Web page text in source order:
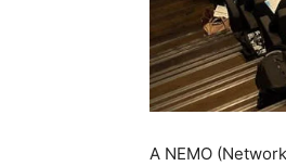
A NEMO